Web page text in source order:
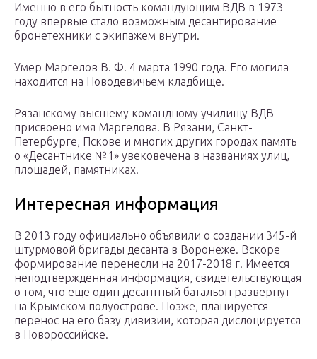
Именно в его бытность командующим ВДВ в 1973
году впервые стало возможным десантирование
бронетехники с экипажем внутри.
Умер Маргелов В. Ф. 4 марта 1990 года. Его могила
находится на Новодевичьем кладбище.
Рязанскому высшему командному училищу ВДВ
присвоено имя Маргелова. В Рязани, Санкт-
Петербурге, Пскове и многих других городах память
о «Десантнике №1» увековечена в названиях улиц,
площадей, памятниках.
Интересная информация
В 2013 году официально объявили о создании 345-й
штурмовой бригады десанта в Воронеже. Вскоре
формирование перенесли на 2017-2018 г. Имеется
неподтвержденная информация, свидетельствующая
о том, что еще один десантный батальон развернут
на Крымском полуострове. Позже, планируется
перенос на его базу дивизии, которая дислоцируется
в Новороссийске.